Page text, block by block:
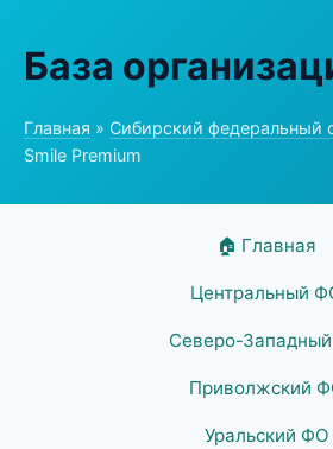
База
Главная » Сибирский федеральный
Smile Premium
🏠 Главная
Центральный
Северо-
Приволжский
Уральский ФО